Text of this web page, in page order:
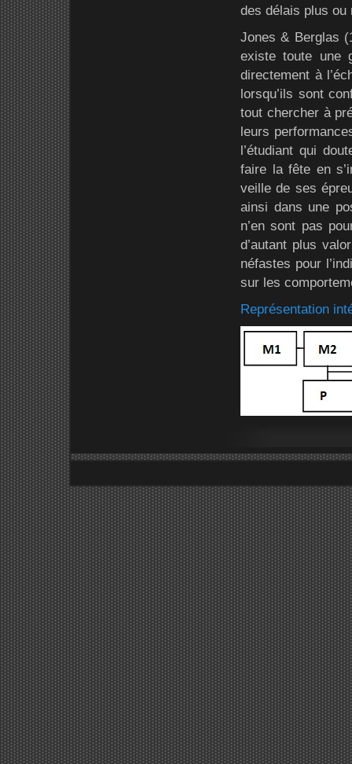
des délais plus ou
Jones & Berglas
existe toute une
directement à
lorsqu’ils sont
tout chercher à
leurs
l’étudiant qui
faire la fête en
veille de ses
ainsi dans une
n’en sont pas
d’autant plus
néfastes pour
sur les
Représentation